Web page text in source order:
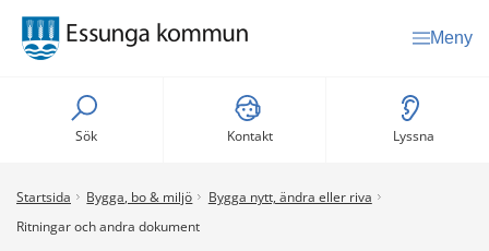
Meny
Sök Kontakt Lyssna
Startsida Bygga, bo & miljö
Bygga nytt, ändra eller riva
Ritningar och andra dokument